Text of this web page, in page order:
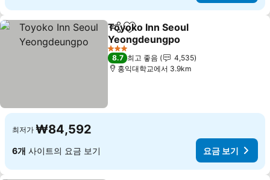
공유 즐겨찾기에 추가
Toyoko Inn Seoul
Yeongdeungpo
요금 보기
3 성급
8.7 최고 좋음
4,535
홍익대학교에서 3.9km
최저가 ₩84,592
6개 사이트의 요금 보기 요금 보기